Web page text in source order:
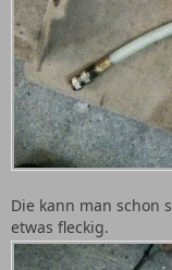
Die kann man schon
etwas fleckig.